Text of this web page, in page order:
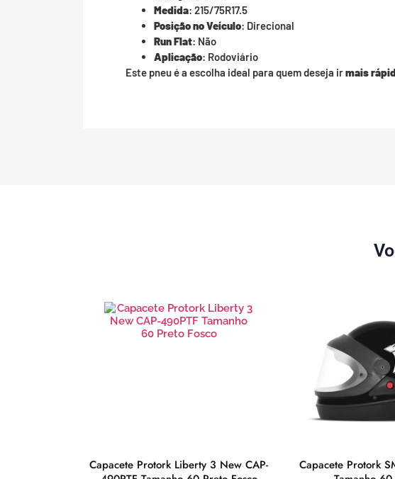
Medida: 215/75R17.5
Posição no Veículo: Direcional
Run Flat: Não
Aplicação: Rodoviário
Este pneu é a escolha ideal para quem deseja irmais
Capacete Protork Liberty 3 New CAP-
Capacete Protork